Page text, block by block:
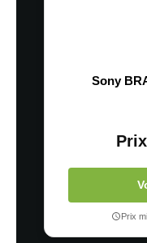
Sony
Prix